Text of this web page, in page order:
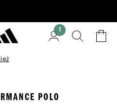
1
POLO